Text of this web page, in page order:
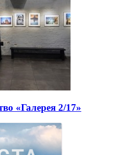
«Галерея 2/17»